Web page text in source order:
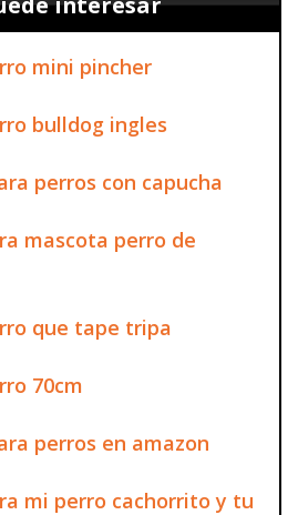
mini pincher
bulldog ingles
perros con capucha
mascota perro de
que tape tripa
70cm
perros en amazon
mi perro cachorrito y tu